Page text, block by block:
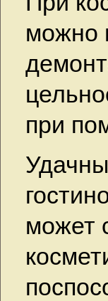
можно
при
может